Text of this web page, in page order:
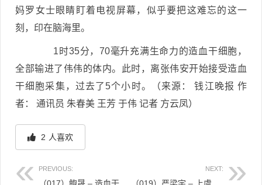
妈罗女士眼睛盯着电视屏幕，似乎要把这难忘的这一
刻，印在脑海里。
1时35分，70毫升充满生命力的造血干细胞，
全部输进了伟伟的体内。此时，离张伟安开始接受造血
干细胞采集，过去了5个小时。（来源： 钱江晚报 作
者： 通讯员 朱春美 王芳 于伟 记者 方云凤）
2 人喜欢
PREVIOUS: NEXT: